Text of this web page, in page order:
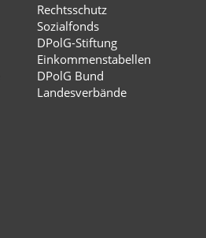
Rechtsschutz
Sozialfonds
DPolG-Stiftung
Einkommenstabellen
DPolG Bund
Landesverbände